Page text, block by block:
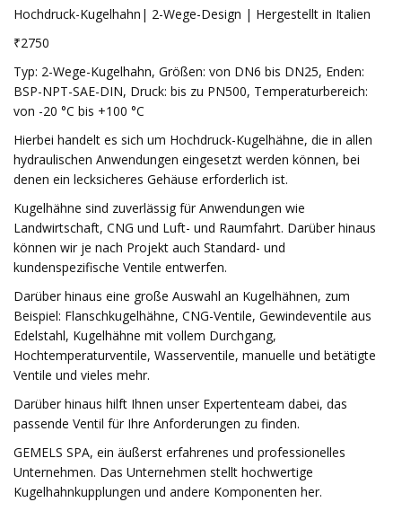
Hochdruck-Kugelhahn| 2-Wege-Design | Hergestellt in Italien
₹2750
Typ: 2-Wege-Kugelhahn, Größen: von DN6 bis DN25, Enden:
BSP-NPT-SAE-DIN, Druck: bis zu PN500, Temperaturbereich:
von -20 °C bis +100 °C
Hierbei handelt es sich um Hochdruck-Kugelhähne, die in allen
hydraulischen Anwendungen eingesetzt werden können, bei
denen ein lecksicheres Gehäuse erforderlich ist.
Kugelhähne sind zuverlässig für Anwendungen wie
Landwirtschaft, CNG und Luft- und Raumfahrt. Darüber hinaus
können wir je nach Projekt auch Standard- und
kundenspezifische Ventile entwerfen.
Darüber hinaus eine große Auswahl an Kugelhähnen, zum
Beispiel: Flanschkugelhähne, CNG-Ventile, Gewindeventile aus
Edelstahl, Kugelhähne mit vollem Durchgang,
Hochtemperaturventile, Wasserventile, manuelle und betätigte
Ventile und vieles mehr.
Darüber hinaus hilft Ihnen unser Expertenteam dabei, das
passende Ventil für Ihre Anforderungen zu finden.
GEMELS SPA, ein äußerst erfahrenes und professionelles
Unternehmen. Das Unternehmen stellt hochwertige
Kugelhahnkupplungen und andere Komponenten her.